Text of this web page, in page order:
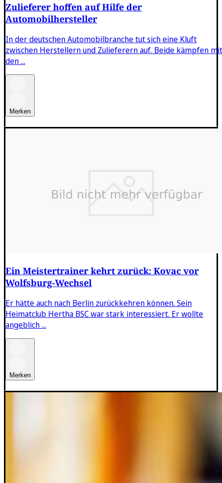
Zulieferer hoffen auf Hilfe der
Automobilhersteller
In der deutschen Automobilbranche tut sich eine Kluft
zwischen Herstellern und Zulieferern auf. Beide kämpfen mit
den ...
Merken
Ein Meistertrainer kehrt zurück: Kovac vor
Wolfsburg-Wechsel
Er hätte auch nach Berlin zurückkehren können. Sein
Heimatclub Hertha BSC war stark interessiert. Er wollte
angeblich ...
Merken